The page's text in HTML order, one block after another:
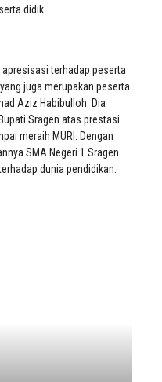
didik.
terhadap peserta
juga merupakan peserta
Aziz Habibulloh. Dia
Sragen atas prestasi
meraih MURI. Dengan
SMA Negeri 1 Sragen
dunia pendidikan.